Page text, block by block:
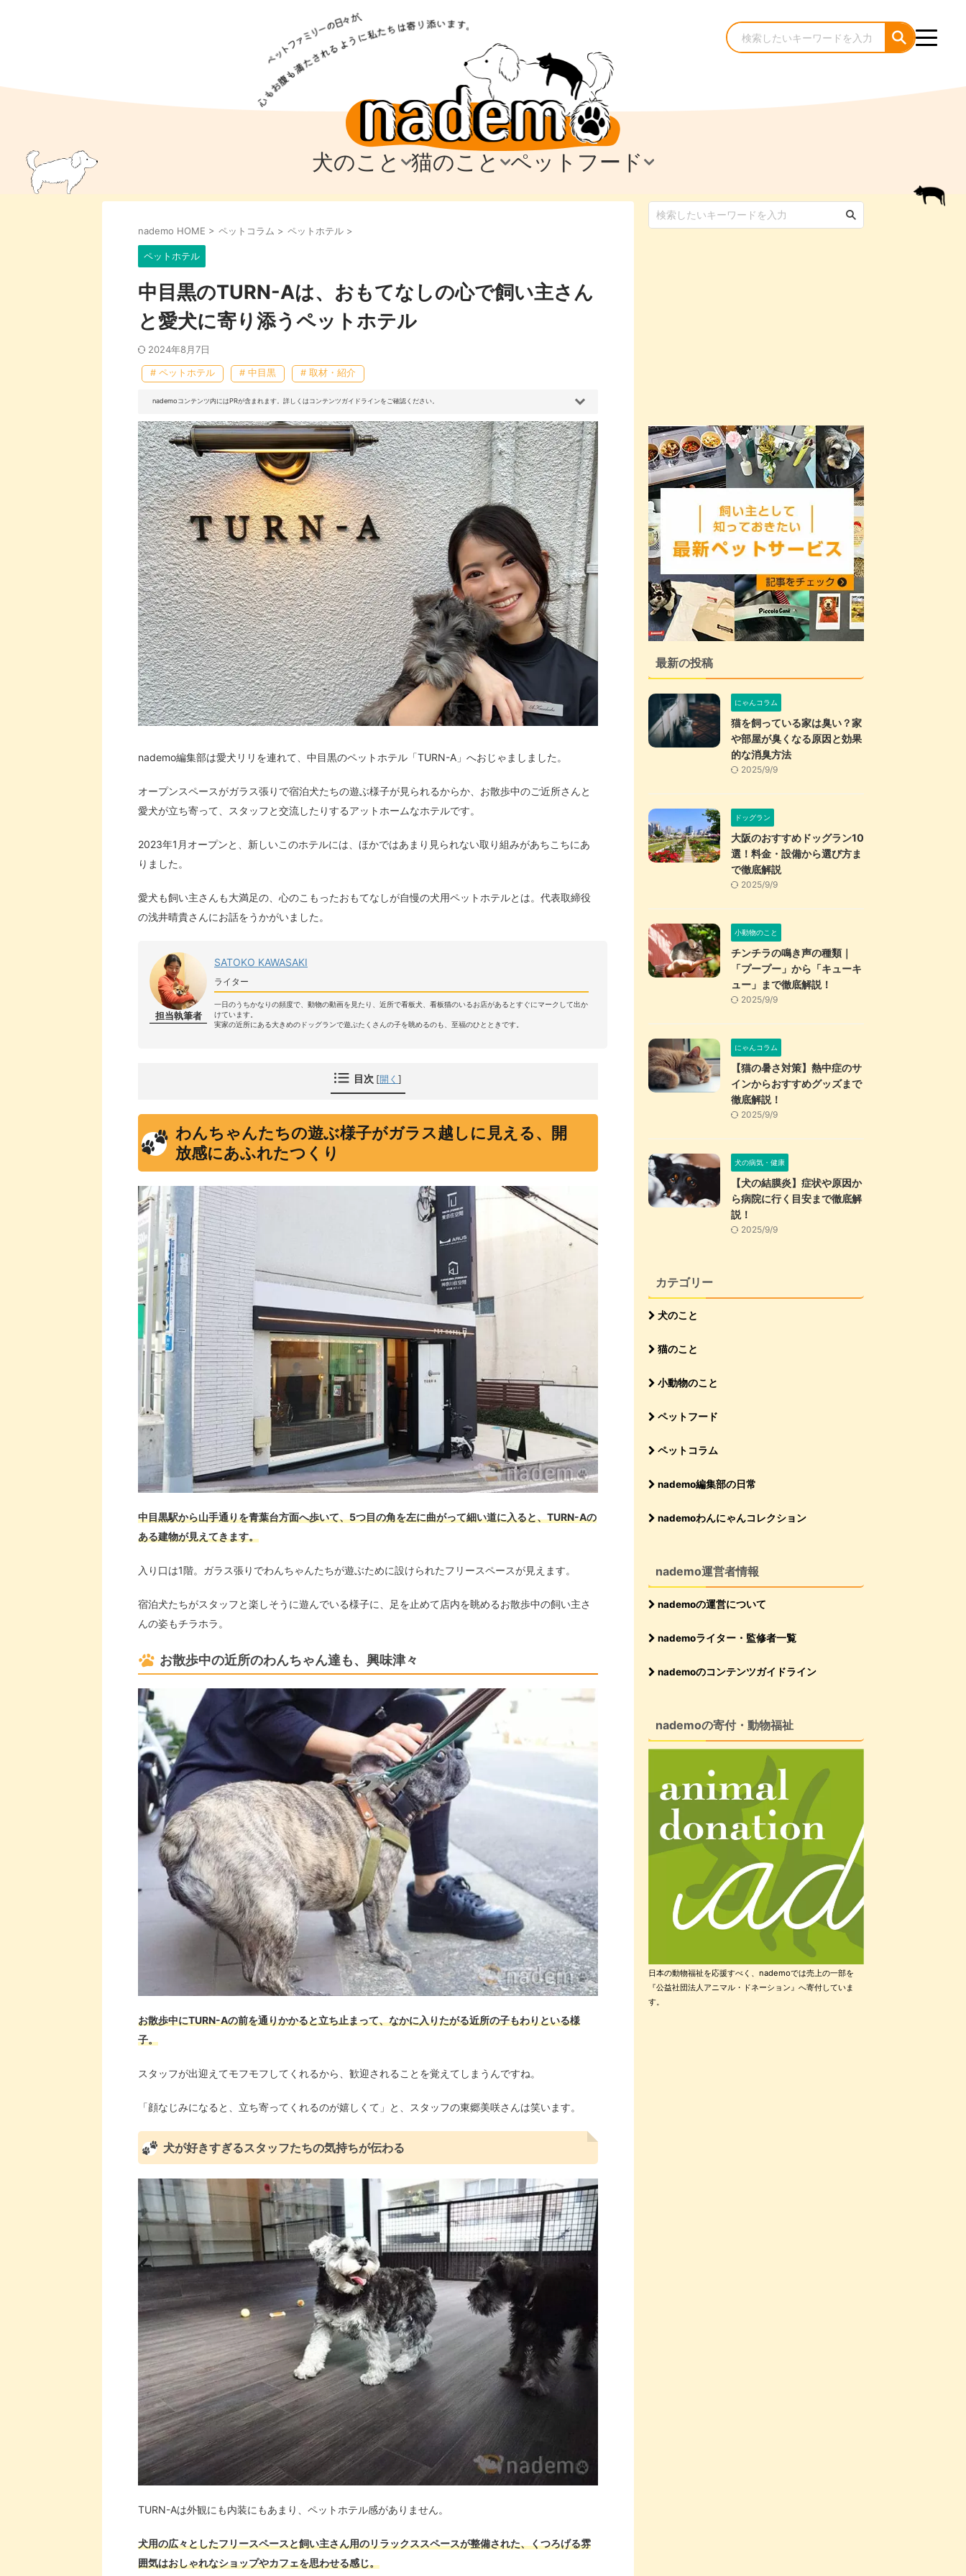
犬のこと
犬のこと
犬のケア・お手入れ
犬のしつけ
犬のアイテム
猫のこと
猫のこと
猫のケア・お手入れ
猫のしつけ
猫のアイテム
ペットフード
ペットフード
nademo HOME > ペットコラム > ペットホテル >
ペットホテル
中目黒のTURN-Aは、おもてなしの心で飼い主さん
と愛犬に寄り添うペットホテル
2024年8月7日
# ペットホテル # 中目黒 # 取材・紹介
nademoコンテンツ内にはPRが含まれます。詳しくはコンテンツガイドラインをご確認ください。
nademo編集部は愛犬リリを連れて、中目黒のペットホテル「TURN-A」へおじゃましました。
オープンスペースがガラス張りで宿泊犬たちの遊ぶ様子が見られるからか、お散歩中のご近所さんと
愛犬が立ち寄って、スタッフと交流したりするアットホームなホテルです。
2023年1月オープンと、新しいこのホテルには、ほかではあまり見られない取り組みがあちこちにあ
りました。
愛犬も飼い主さんも大満足の、心のこもったおもてなしが自慢の犬用ペットホテルとは。代表取締役
の浅井晴貴さんにお話をうかがいました。
担当執筆者
SATOKO KAWASAKI
ライター
一日のうちかなりの頻度で、動物の動画を見たり、近所で看板犬、看板猫のいるお店があるとすぐにマークして出か
けています。
実家の近所にある大きめのドッグランで遊ぶたくさんの子を眺めるのも、至福のひとときです。
目次 [開く ]
わんちゃんたちの遊ぶ様子がガラス越しに見える、開
放感にあふれたつくり
中目黒駅から山手通りを青葉台方面へ歩いて、5つ目の角を左に曲がって細い道に入ると、TURN-Aの
ある建物が見えてきます。
入り口は1階。ガラス張りでわんちゃんたちが遊ぶために設けられたフリースペースが見えます。
宿泊犬たちがスタッフと楽しそうに遊んでいる様子に、足を止めて店内を眺めるお散歩中の飼い主さ
んの姿もチラホラ。
お散歩中の近所のわんちゃん達も、興味津々
お散歩中にTURN-Aの前を通りかかると立ち止まって、なかに入りたがる近所の子もわりといる様
子。
スタッフが出迎えてモフモフしてくれるから、歓迎されることを覚えてしまうんですね。
「顔なじみになると、立ち寄ってくれるのが嬉しくて」と、スタッフの東郷美咲さんは笑います。
犬が好きすぎるスタッフたちの気持ちが伝わる
TURN-Aは外観にも内装にもあまり、ペットホテル感がありません。
犬用の広々としたフリースペースと飼い主さん用のリラックススペースが整備された、くつろげる雰
囲気はおしゃれなショップやカフェを思わせる感じ。
最新の投稿
にゃんコラム
猫を飼っている家は臭い？家
や部屋が臭くなる原因と効果
的な消臭方法
2025/9/9
ドッグラン
大阪のおすすめドッグラン10
選！料金・設備から選び方ま
で徹底解説
2025/9/9
小動物のこと
チンチラの鳴き声の種類｜
「プープー」から「キューキ
ュー」まで徹底解説！
2025/9/9
にゃんコラム
【猫の暑さ対策】熱中症のサ
インからおすすめグッズまで
徹底解説！
2025/9/9
犬の病気・健康
【犬の結膜炎】症状や原因か
ら病院に行く目安まで徹底解
説！
2025/9/9
カテゴリー
犬のこと
猫のこと
小動物のこと
ペットフード
ペットコラム
nademo編集部の日常
nademoわんにゃんコレクション
nademo運営者情報
nademoの運営について
nademoライター・監修者一覧
nademoのコンテンツガイドライン
nademoの寄付・動物福祉
日本の動物福祉を応援すべく、nademoでは売上の一部を
『公益社団法人アニマル・ドネーション』へ寄付していま
す。